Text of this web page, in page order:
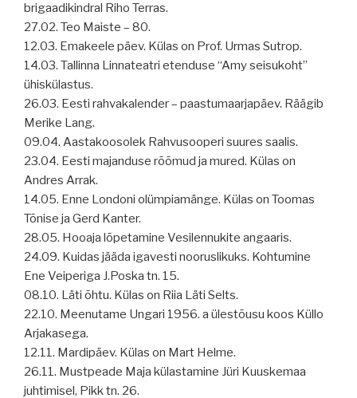
brigaadikindral Riho Terras.
27.02. Teo Maiste – 80.
12.03. Emakeele päev. Külas on Prof. Urmas Sutrop.
14.03. Tallinna Linnateatri etenduse “Amy seisukoht”
ühiskülastus.
26.03. Eesti rahvakalender – paastumaarjapäev. Räägib
Merike Lang.
09.04. Aastakoosolek Rahvusooperi suures saalis.
23.04. Eesti majanduse rõõmud ja mured. Külas on
Andres Arrak.
14.05. Enne Londoni olümpiamänge. Külas on Toomas
Tõnise ja Gerd Kanter.
28.05. Hooaja lõpetamine Vesilennukite angaaris.
24.09. Kuidas jääda igavesti nooruslikuks. Kohtumine
Ene Veiperiga J.Poska tn. 15.
08.10. Läti õhtu. Külas on Riia Läti Selts.
22.10. Meenutame Ungari 1956. a ülestõusu koos Küllo
Arjakasega.
12.11. Mardipäev. Külas on Mart Helme.
26.11. Mustpeade Maja külastamine Jüri Kuuskemaa
juhtimisel, Pikk tn. 26.